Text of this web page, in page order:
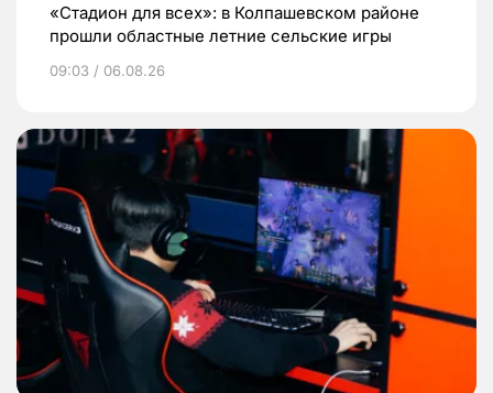
«Стадион для всех»: в Колпашевском районе
прошли областные летние сельские игры
09:03 / 06.08.26